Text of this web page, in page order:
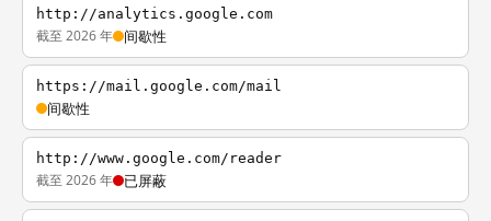
http://analytics.google.com
截至 2026 年 间歇性
https://mail.google.com/mail
间歇性
http://www.google.com/reader
截至 2026 年 已屏蔽